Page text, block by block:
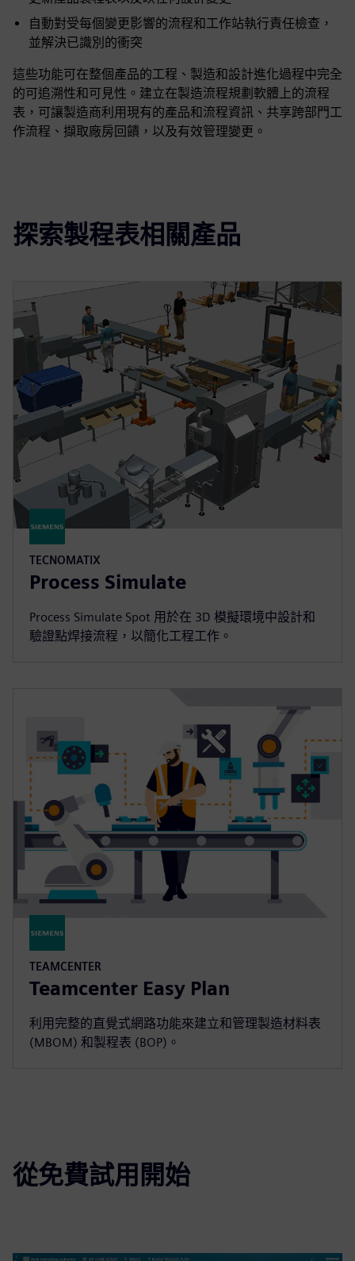
自動對受每個變更影響的流程和工作站執行責任檢查，
並解決已識別的衝突
這些功能可在整個產品的工程、製造和設計進化過程中完全
的可追溯性和可見性。建立在製造流程規劃軟體上的流程
表，可讓製造商利用現有的產品和流程資訊、共享跨部門工
作流程、擷取廠房回饋，以及有效管理變更。
探索製程表相關產品
TECNOMATIX
Process Simulate
Process Simulate Spot 用於在 3D 模擬環境中設計和
驗證點焊接流程，以簡化工程工作。
TEAMCENTER
Teamcenter Easy Plan
利用完整的直覺式網路功能來建立和管理製造材料表
(MBOM) 和製程表 (BOP)。
從免費試用開始